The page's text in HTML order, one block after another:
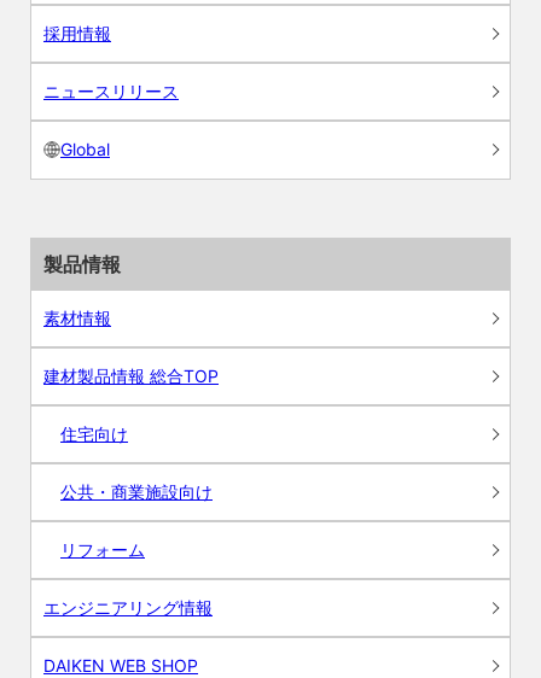
採用情報
ニュースリリース
Global
製品情報
素材情報
建材製品情報 総合TOP
住宅向け
公共・商業施設向け
リフォーム
エンジニアリング情報
DAIKEN WEB SHOP